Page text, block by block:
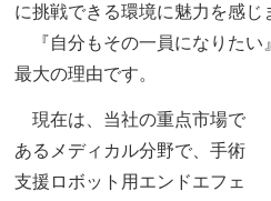
に挑戦できる環境に魅力を感じ
『自分もその一員になりた
最大の理由です。
現在は、当社の重点市場で
あるメディカル分野で、手術
支援ロボット用エンドエフェ